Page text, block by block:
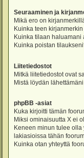
Seuraaminen ja
Mikä ero on
Kuinka teen
Kuinka tilaan haluamani
Kuinka poistan
Liitetiedostot
Mitkä liitetiedostot ovat
Mistä löydän
phpBB -asiat
Kuka kirjoitti tämän
Miksi ominaisuutta X ei
Keneen minun tulee
lakiasioissa tähän
Kuinka otan yhteyttä